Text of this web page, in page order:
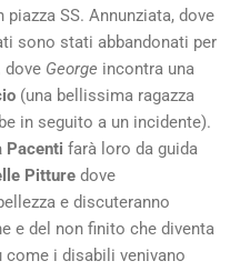
piazza SS. Annunziata, dove
sono stati abbandonati per
dove George incontra una
(una bellissima ragazza
in seguito a un incidente).
Pacenti farà loro da guida
Pitture dove
e discuteranno
e del non finito che diventa
i disabili venivano